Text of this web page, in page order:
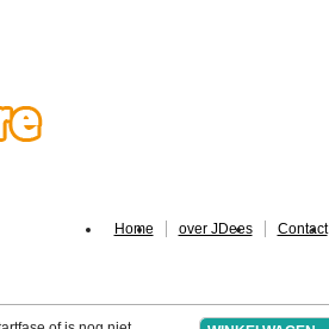
Home over JDees Contact